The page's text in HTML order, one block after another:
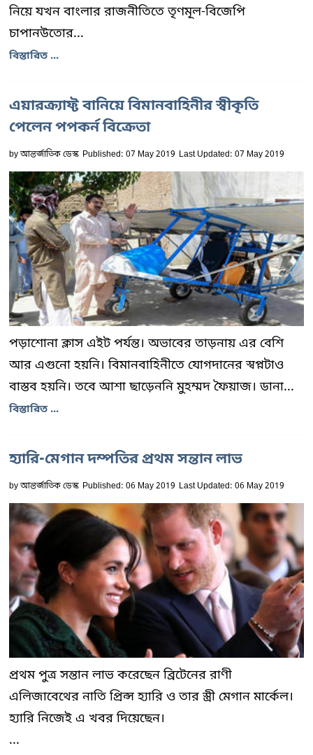
নিয়ে যখন বাংলার রাজনীতিতে তৃণমূল-বিজেপি
চাপানউতোর...
বিস্তারিত ...
এয়ারক্র্যাফ্ট বানিয়ে বিমানবাহিনীর স্বীকৃতি
পেলেন পপকর্ন বিক্রেতা
byআন্তর্জাতিক ডেস্ক Published: 07 May 2019 Last Updated: 07 May 2019
পড়াশোনা ক্লাস এইট পর্যন্ত। অভাবের তাড়নায় এর বেশি
আর এগুনো হয়নি। বিমানবাহিনীতে যোগদানের স্বপ্নটাও
বাস্তব হয়নি। তবে আশা ছাড়েননি মুহম্মদ ফৈয়াজ। ডানা...
বিস্তারিত ...
হ্যারি-মেগান দম্পতির প্রথম সন্তান লাভ
byআন্তর্জাতিক ডেস্ক Published: 06 May 2019 Last Updated: 06 May 2019
প্রথম পুত্র সন্তান লাভ করেছেন ব্রিটেনের রাণী
এলিজাবেথের নাতি প্রিন্স হ্যারি ও তার স্ত্রী মেগান মার্কেল।
হ্যারি নিজেই এ খবর দিয়েছেন।
...